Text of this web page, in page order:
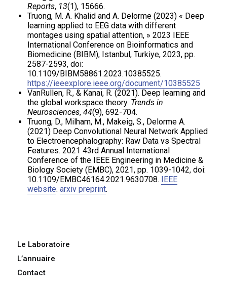
Reports, 13(1), 15666.
Truong, M. A. Khalid and A. Delorme (2023) « Deep
learning applied to EEG data with different
montages using spatial attention, » 2023 IEEE
International Conference on Bioinformatics and
Biomedicine (BIBM), Istanbul, Turkiye, 2023, pp.
2587-2593, doi:
10.1109/BIBM58861.2023.10385525.
https://ieeexplore.ieee.org/document/10385525
VanRullen, R., & Kanai, R. (2021). Deep learning and
the global workspace theory. Trends in
Neurosciences,44(9), 692-704.
Truong, D., Milham, M., Makeig, S., Delorme A.
(2021) Deep Convolutional Neural Network Applied
to Electroencephalography: Raw Data vs Spectral
Features. 2021 43rd Annual International
Conference of the IEEE Engineering in Medicine &
Biology Society (EMBC), 2021, pp. 1039-1042, doi:
10.1109/EMBC46164.2021.9630708. IEEE
website.arxiv preprint.
Le Laboratoire
L’annuaire
Contact